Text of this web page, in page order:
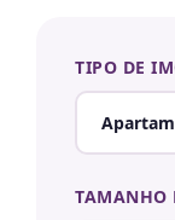
TIPO DE
TAMANHO